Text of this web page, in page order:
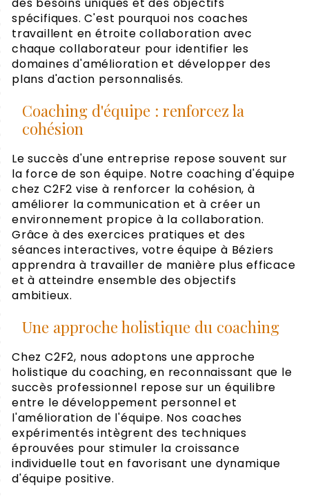
spécifiques. C'est pourquoi nos coaches
travaillent en étroite collaboration avec
chaque collaborateur pour identifier les
domaines d'amélioration et développer des
plans d'action personnalisés.
Coaching d'équipe : renforcez la
cohésion
Le succès d'une entreprise repose souvent sur
la force de son équipe. Notre coaching d'équipe
chez C2F2 vise à renforcer la cohésion, à
améliorer la communication et à créer un
environnement propice à la collaboration.
Grâce à des exercices pratiques et des
séances interactives, votre équipe à Béziers
apprendra à travailler de manière plus efficace
et à atteindre ensemble des objectifs
ambitieux.
Une approche holistique du coaching
Chez C2F2, nous adoptons une approche
holistique du coaching, en reconnaissant que le
succès professionnel repose sur un équilibre
entre le développement personnel et
l'amélioration de l'équipe. Nos coaches
expérimentés intègrent des techniques
éprouvées pour stimuler la croissance
individuelle tout en favorisant une dynamique
d'équipe positive.